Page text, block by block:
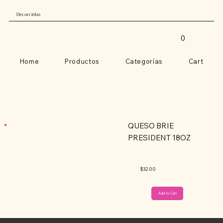
Decorcintas
Home Productos Categorías Cart
0
Add to Cart
QUESO BRIE
PRESIDENT 18OZ
$32.00